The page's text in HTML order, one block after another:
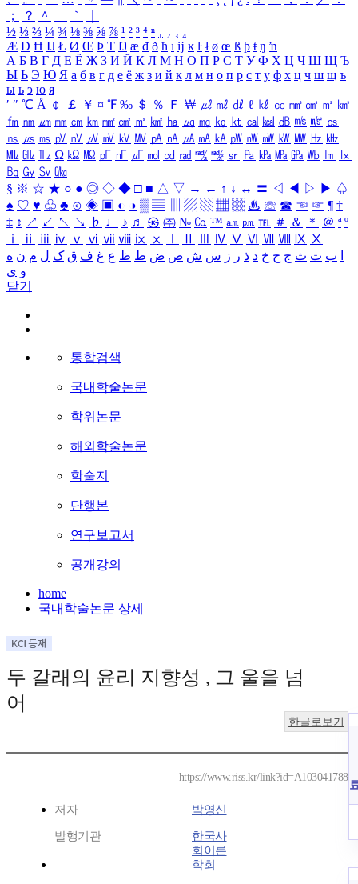
；
？ ＾ ｀
½ ⅓ ⅔ ¼ ¾ ⅛ ⅜ ⅝ ⅞ ¹ ² ³ ⁴ ⁿ ₁ ₂ ₃ ₄
Æ Ð Ħ Ĳ Ł Ø Œ Þ Ŧ Ŋ æ đ ð ħ ı ĳ ĸ ŀ ł ø œ ß þ ŧ ŋ ŉ
А Б В Г Д Е Ё Ж З И Й К Л М Н О П Р С Т У Ф Х Ц Ч Ш Щ Ъ
Ы Ь Э Ю Я а б в г д е ё ж з и й к л м н о п р с т у ф х ц ч ш щ ъ
ы ь э ю я
′ ″ ℃ Å ￠ ￡ ￥ ¤ ℉ ‰ ＄ ％ Ｆ ￦ ㎕ ㎖ ㎗ ℓ ㎘ ㏄ ㎣ ㎤ ㎥ ㎦
㎙ ㎚ ㎛ ㎜ ㎝ ㎞ ㎟ ㎠ ㎡ ㎢ ㏊ ㎍ ㎎ ㎏ ㏏ ㎈ ㎉ ㏈ ㎧ ㎨ ㎰
㎱ ㎲ ㎳ ㎴ ㎵ ㎶ ㎷ ㎸ ㎹ ㎀ ㎁ ㎂ ㎃ ㎄ ㎺ ㎻ ㎽ ㎾ ㎿ ㎐ ㎑
㎒ ㎓ ㎔ Ω ㏀ ㏁ ㎊ ㎋ ㎌ ㏖ ㏅ ㎭ ㎮ ㎯ ㏛ ㎩ ㎪ ㎫ ㎬ ㏝ ㏐
㏓
㏃ ㏉ ㏜ ㏆
§ ※ ☆ ★ ○ ● ◎ ◇ ◆ □ ■ △ ▽ → ← ↑ ↓ ↔ 〓 ◁ ◀ ▷ ▶ ♤
♠ ♡ ♥ ♧ ♣ ⊙ ◈ ▣ ◐ ◑ ▒ ▤ ▨ ▧ ▦ ▩ ♨ ☏ ☎ ☜ ☞ ¶ †
‡ ↕ ↗ ↙ ↖ ↘ ♭ ♩ ♪ ♬ ㉿ ㈜ № ㏇ ™ ㏂ ㏘ ℡ ＃ ＆ ＊ ＠ ª º
ⅰ
ⅱ ⅲ ⅳ ⅴ ⅵ ⅶ ⅷ ⅸ ⅹ Ⅳ Ⅴ Ⅵ Ⅶ Ⅷ Ⅸ Ⅹ
ب ت ث ج ح خ د ذ ر ز س ش ص ض ط ظ ع غ ف ق ک ل م ن ه
و ی
닫기
통합검색
국내학술논문
학위논문
해외학술논문
학술지
단행본
연구보고서
공개강의
home
국내학술논문 상세
두 갈래의 윤리 지향성 , 그 울을 넘
어
한글로보기
https://www.riss.kr/link?id=A103041788
저자 박영신
발행기관
한국사
회이론
학회